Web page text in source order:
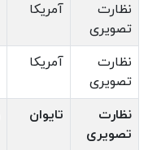
نظارت
تصویری
آمریکا
نظارت
تصویری
آمریکا
نظارت
تصویری
تایوان